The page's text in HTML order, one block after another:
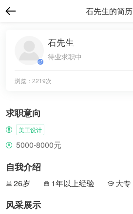
石先生的简历
石先生
待业求职中
浏览：2219次
求职意向
美工设计
5000-8000元
自我介绍
26岁 1年以上经验 大专
风采展示